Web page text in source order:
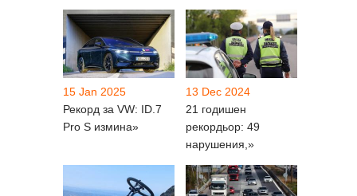
15 Jan 2025
Рекорд за VW: ID.7
Pro S измина»
13 Dec 2024
21 годишен
рекордьор: 49
нарушения,»